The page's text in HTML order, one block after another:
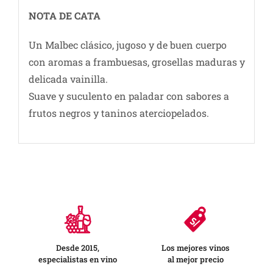
NOTA DE CATA
Un Malbec clásico, jugoso y de buen cuerpo
con aromas a frambuesas, grosellas maduras y
delicada vainilla.
Suave y suculento en paladar con sabores a
frutos negros y taninos aterciopelados.
Desde 2015,
especialistas en vino
Los mejores vinos
al mejor precio